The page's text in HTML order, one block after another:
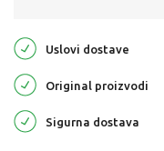
Uslovi dostave
Original proizvodi
Sigurna dostava